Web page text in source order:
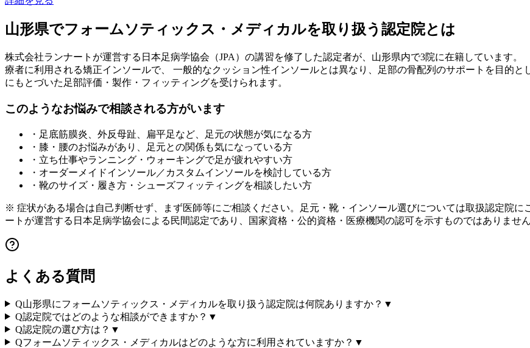
山形県でフォームソティックス・メディカルを取り扱う認定院とは
株式会社ランナートが運営する日本足病学協会（JPA）の講習を修了した認定者が、 山形県内で3院に在籍しています。
療者に利用される矯正インソールで、 一般的なクッション性インソールとは異なり、足部の骨配列のサポートを目的
にもとづいた足部評価・製作・フィッティングを受けられます。
このようなお悩みで相談される方がいます
・足底筋膜炎、外反母趾、扁平足など、足元の状態が気になる方
・膝・腰のお悩みがあり、足元との関係も気になっている方
・立ち仕事やランニング・ウォーキングで足が疲れやすい方
・オーダーメイドインソール／カスタムインソールを検討している方
・靴のサイズ・履き方・シューズフィッティングを相談したい方
※ 症状がある場合は自己判断せず、まず医師等にご相談ください。足元・靴・インソール選びについては取扱認定院
ートが運営する日本足病学協会による民間認定であり、国家資格・公的資格・医療機関の認可を示すものではありません
よくある質問
Q山形県にフォームソティックス・メディカルを取り扱う認定院は何院ありますか？ ▼
Q認定院ではどのような相談ができますか？ ▼
Q認定院の選び方は？ ▼
Qフォームソティックス・メディカルはどのような方に利用されていますか？ ▼